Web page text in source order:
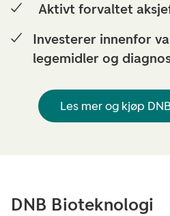
Aktivt forvaltet
Investerer innenfor
legemidler og
Les mer og kjøp
DNB Bioteknologi